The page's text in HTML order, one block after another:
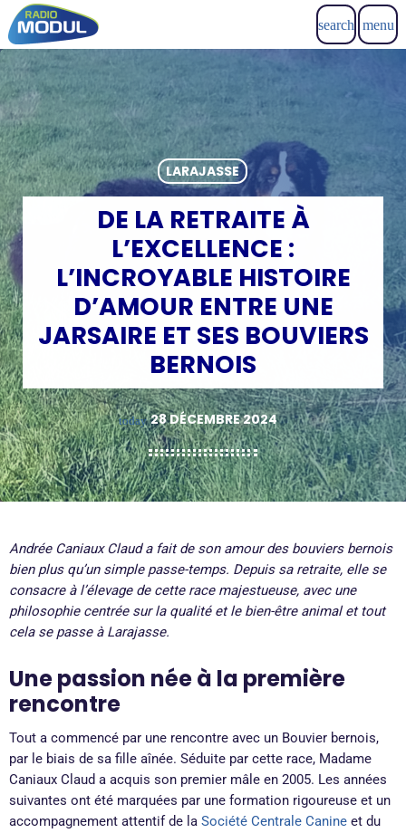
search menu
LARAJASSE
DE LA RETRAITE À
L’EXCELLENCE :
L’INCROYABLE HISTOIRE
D’AMOUR ENTRE UNE
JARSAIRE ET SES BOUVIERS
BERNOIS
today 28 DÉCEMBRE 2024
Andrée Caniaux Claud a fait de son amour des bouviers bernois
bien plus qu’un simple passe-temps. Depuis sa retraite, elle se
consacre à l’élevage de cette race majestueuse, avec une
philosophie centrée sur la qualité et le bien-être animal et tout
cela se passe à Larajasse.
Une passion née à la première
rencontre
Tout a commencé par une rencontre avec un Bouvier bernois,
par le biais de sa fille aînée. Séduite par cette race, Madame
Caniaux Claud a acquis son premier mâle en 2005. Les années
suivantes ont été marquées par une formation rigoureuse et un
accompagnement attentif de la Société Centrale Canine et du